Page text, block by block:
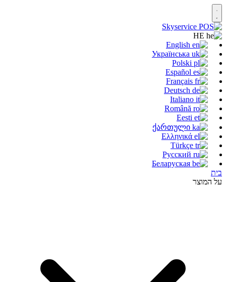
English
Українська
Polski
Español
Français
Deutsch
Italiano
Română
Eesti
ქართული
Ελληνικά
Türkçe
Русский
Беларуская
בית
על המוצר